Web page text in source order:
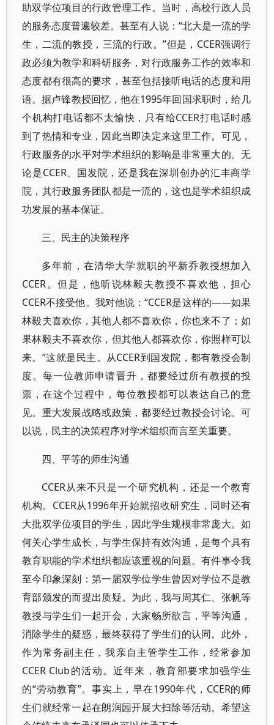
助双学位项目的行政管理工作。当时，高校行政人员
的服务态度普遍较差。甚至有人说：“北大是一流的学
生，二流的教授，三流的行政。”但是，CCER强调行
政必须为教学和科研服务，对行政服务工作的效率和
态度都有很高的要求，甚至包括接听电话的态度和用
语。据卢锋教授回忆，他在1995年回国求职时，给几
个机构打电话都不太愉快，只有给CCER打电话时感
到了热情和专业，因此当即决定来这里工作。可见，
行政服务的水平对学术组织的影响是非常重大的。无
论是CCER、国发院，还是我在深圳创办的汇丰商学
院，其行政服务团队都是一流的，这也是学术组织成
功发展的基本保证。
三、民主的决策程序
多年前，在清华大学就职的平新乔教授想加入
CCER。但是，他听说林毅夫教授不喜欢他，担心
CCER不接受他。我对他说：“CCER是这样的——如果
林毅夫喜欢你，其他人都不喜欢你，你也来不了；如
果林毅夫不喜欢你，但其他人都喜欢你，你照样可以
来。”这就是民主。从CCER到国发院，都有教授会制
度。每一位教师申请晋升，都要经过所有教授的投
票，在这个过程中，每位教授都可以表达自己的意
见。重大发展战略或政策，都要经过教授会讨论。可
以说，民主的决策程序对学术组织而言至关重要。
四、平等的师生沟通
CCER从来不只是一个研究机构，还是一个教育
机构。CCER从1996年开始就招收研究生，同时还有
大批双学位项目的学生，因此学生规模非常庞大。如
何关心学生成长，与学生保持有效沟通，是每个具有
教育职能的学术组织都应该重视的问题。有件事令我
至今印象深刻：第一届双学位学生曾因对学位不是教
育部颁发的而提出质疑。为此，我与周其仁、张帆等
教授与学生们一起开会，大家畅所欲言，平等沟通，
消除学生的疑惑，最终获得了学生们的认同。此外，
作为常务副主任，我亲自主管学生工作，经常参加
CCER Club的活动。近年来，教育部要求加强学生
的“劳动教育”。事实上，早在1990年代，CCER的师
生们就经常一起在朗润园开展大扫除等活动。希望这